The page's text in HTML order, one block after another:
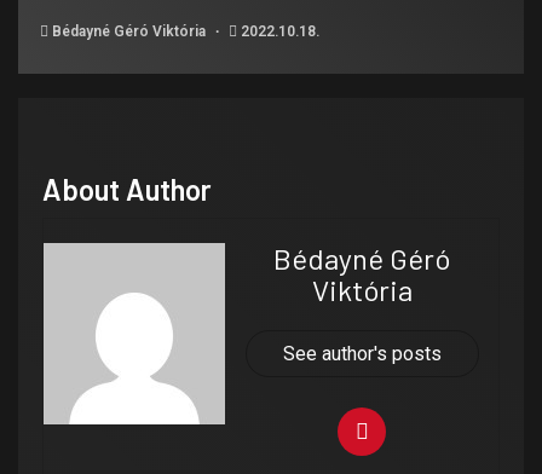
Bédayné Géró Viktória 2022.10.18.
About Author
Bédayné Géró
Viktória
See author's posts